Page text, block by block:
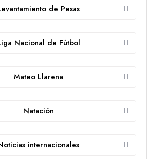
de Pesas
Nacional de Fútbol
Mateo Llarena
Natación
internacionales